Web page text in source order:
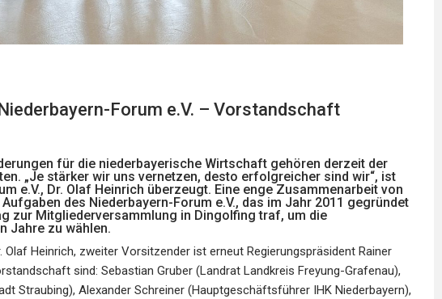
Forum e.V. – Vorstandschaft
für die niederbayerische Wirtschaft gehören derzeit der
„Je stärker wir uns vernetzen, desto erfolgreicher sind wir“, ist
e.V., Dr. Olaf Heinrich überzeugt. Eine enge Zusammenarbeit von
des Niederbayern-Forum e.V., das im Jahr 2011 gegründet
zur Mitgliederversammlung in Dingolfing traf, um die
Jahre zu wählen.
Heinrich, zweiter Vorsitzender ist erneut Regierungspräsident Rainer
sind: Sebastian Gruber (Landrat Landkreis Freyung-Grafenau),
Straubing), Alexander Schreiner (Hauptgeschäftsführer IHK Niederbayern),